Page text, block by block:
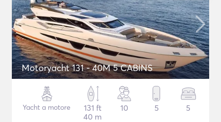
Motoryacht 131 - 40M 5 CABINS
Yacht a motore
131 ft
40 m
10 5 5